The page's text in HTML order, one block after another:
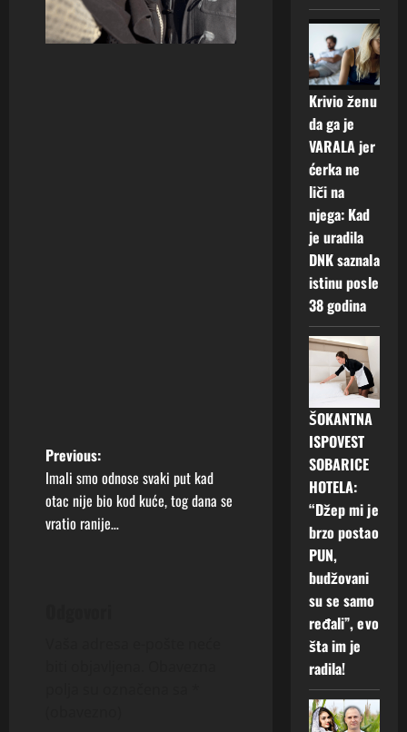
P
o
s
Previous:
Imali smo odnose svaki put kad
otac nije bio kod kuće, tog dana se
vratio ranije…
Krivio ženu
da ga je
VARALA jer
ćerka ne
liči na
njega: Kad
je uradila
DNK saznala
istinu posle
38 godina
ŠOKANTNA
ISPOVEST
SOBARICE
HOTELA:
“Džep mi je
brzo postao
PUN,
budžovani
su se samo
ređali”, evo
šta im je
radila!